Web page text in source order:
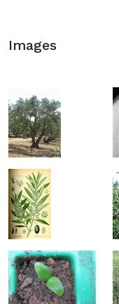
Images